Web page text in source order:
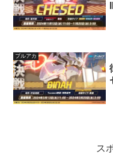
ブルアカ
ス